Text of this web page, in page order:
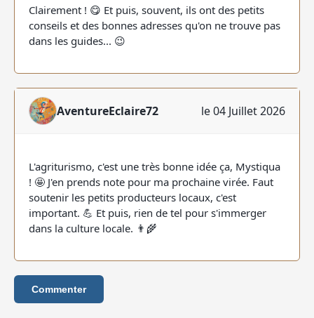
Clairement ! 😋 Et puis, souvent, ils ont des petits
conseils et des bonnes adresses qu'on ne trouve pas
dans les guides... 😉
AventureEclaire72 le 04 Juillet 2026
L'agriturismo, c'est une très bonne idée ça, Mystiqua
! 🤩 J'en prends note pour ma prochaine virée. Faut
soutenir les petits producteurs locaux, c'est
important. 💪 Et puis, rien de tel pour s'immerger
dans la culture locale. 👨‍🌾
Commenter